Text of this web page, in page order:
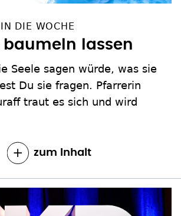
DIE WOCHE
baumeln lassen
Seele sagen würde, was sie
Du sie fragen. Pfarrerin
traut es sich und wird
zum Inhalt